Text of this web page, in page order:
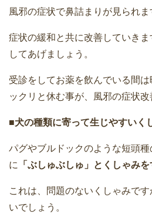
風邪の症状で鼻詰まりが見られま
症状の緩和と共に改善していき
してあげましょう。
受診をしてお薬を飲んでいる間
ックリと休む事が、風邪の症状改
■犬の種類に寄って生じやすいく
パグやブルドックのような短頭
に
「ぶしゅぶしゅ」とくしゃみ
これは、問題のないくしゃみで
いでしょう。